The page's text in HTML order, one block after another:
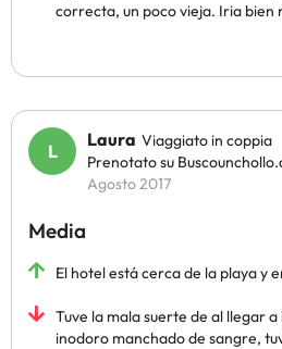
correcta, un poco vieja. Iria bien
Laura Viaggiato in coppia
Prenotato su
Agosto 2017
Media
El hotel está cerca de la playa y
Tuve la mala suerte de al llegar
inodoro manchado de sangre,